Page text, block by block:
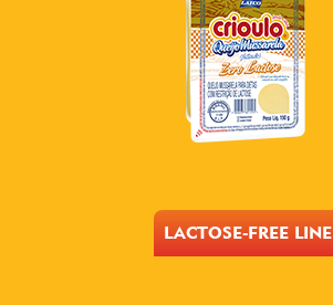
LACTOSE-FREE LINE